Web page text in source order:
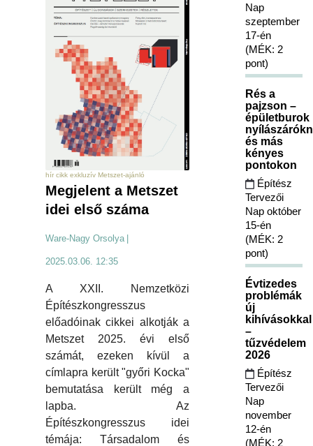
hír cikk exkluzív Metszet-ajánló
Megjelent a Metszet
idei első száma
Ware-Nagy Orsolya |
2025.03.06. 12:35
A XXII. Nemzetközi
Építészkongresszus
előadóinak cikkei alkotják a
Metszet 2025. évi első
számát, ezeken kívül a
címlapra került "győri Kocka"
bemutatása került még a
lapba. Az
Építészkongresszus idei
témája: Társadalom és
Nap
szeptember
17-én
(MÉK: 2
pont)
Rés a
pajzson –
épületburok
és más
kényes
pontokon
Építész
Tervezői
Nap október
15-én
(MÉK: 2
pont)
Évtizedes
problémák
új
kihívásokkal
–
tűzvédelem
2026
Építész
Tervezői
Nap
november
12-én
(MÉK: 2